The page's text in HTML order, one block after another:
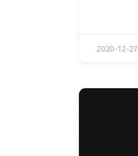
2020-12-27